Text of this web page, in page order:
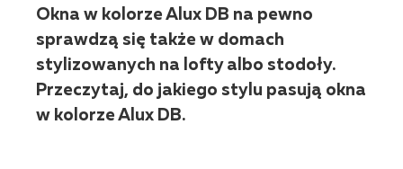
Okna w kolorze Alux DB na pewno
sprawdzą się także w domach
stylizowanych na lofty albo stodoły.
Przeczytaj, do jakiego stylu pasują okna
w kolorze Alux DB.